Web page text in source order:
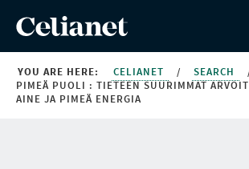
YOU ARE HERE: CELIANET / SEARCH
PIMEÄ PUOLI : TIETEEN SUURIMMAT
AINE JA PIMEÄ ENERGIA